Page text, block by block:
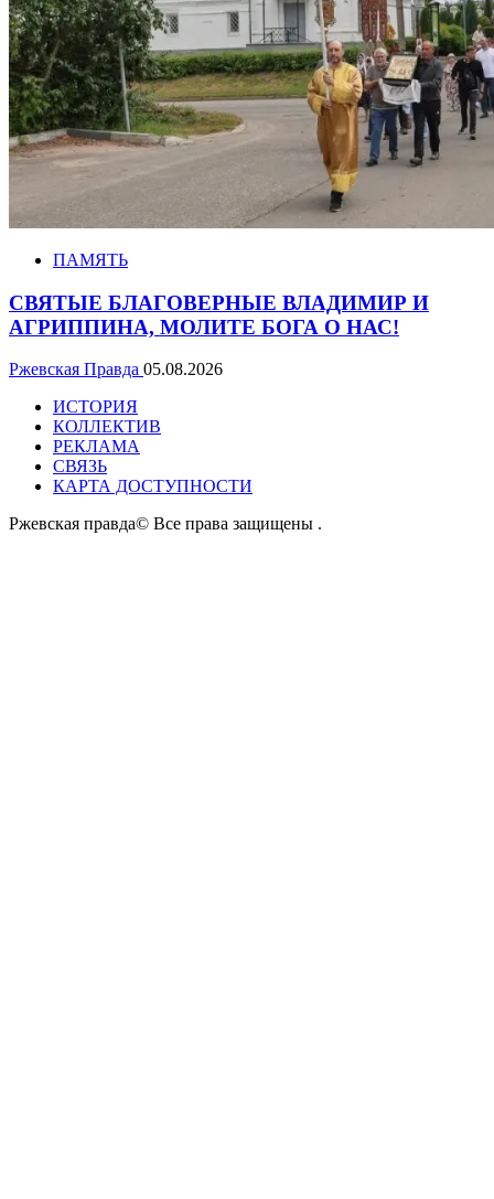
ПАМЯТЬ
СВЯТЫЕ БЛАГОВЕРНЫЕ ВЛАДИМИР И
АГРИППИНА, МОЛИТЕ БОГА О НАС!
Ржевская Правда 05.08.2026
ИСТОРИЯ
КОЛЛЕКТИВ
РЕКЛАМА
СВЯЗЬ
КАРТА ДОСТУПНОСТИ
Ржевская правда© Все права защищены .